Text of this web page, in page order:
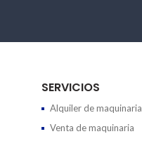
SERVICIOS
Alquiler de maquinaria
Venta de maquinaria